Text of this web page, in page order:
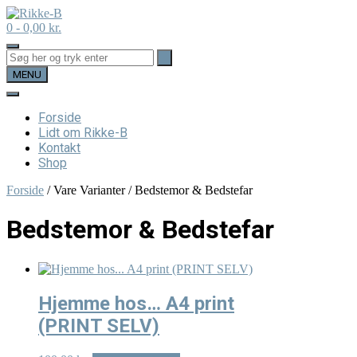
Skip
to
content
0 - 0,00 kr.
MENU
Forside
Lidt om Rikke-B
Kontakt
Shop
Forside / Vare Varianter / Bedstemor & Bedstefar
Bedstemor & Bedstefar
Hjemme hos… A4 print
(PRINT SELV)